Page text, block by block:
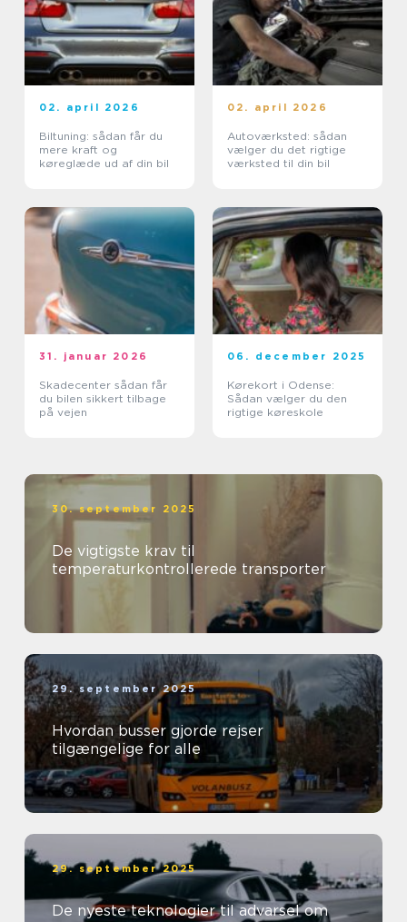
02. april 2026
Biltuning: sådan får du
mere kraft og
køreglæde ud af din bil
02. april 2026
Autoværksted: sådan
vælger du det rigtige
værksted til din bil
31. januar 2026
Skadecenter sådan får
du bilen sikkert tilbage
på vejen
06. december 2025
Kørekort i Odense:
Sådan vælger du den
rigtige køreskole
30. september 2025
De vigtigste krav til
temperaturkontrollerede transporter
29. september 2025
Hvordan busser gjorde rejser
tilgængelige for alle
29. september 2025
De nyeste teknologier til advarsel om